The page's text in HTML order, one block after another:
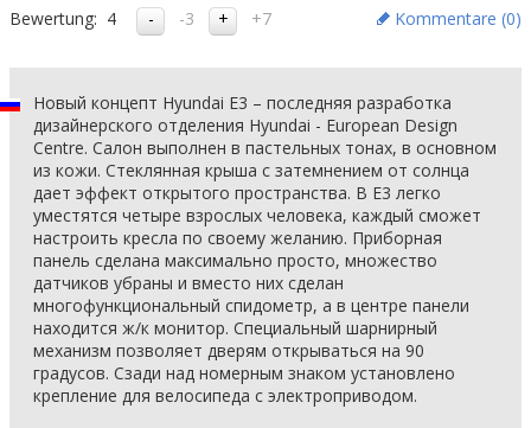
Bewertung: 4 -3 +7 Kommentare (0)
Новый концепт Hyundai E3 – последняя разработка
дизайнерского отделения Hyundai - European Design
Centre. Салон выполнен в пастельных тонах, в основном
из кожи. Стеклянная крыша с затемнением от солнца
дает эффект открытого пространства. В E3 легко
уместятся четыре взрослых человека, каждый сможет
настроить кресла по своему желанию. Приборная
панель сделана максимально просто, множество
датчиков убраны и вместо них сделан
многофункциональный спидометр, а в центре панели
находится ж/к монитор. Специальный шарнирный
механизм позволяет дверям открываться на 90
градусов. Сзади над номерным знаком установлено
крепление для велосипеда с электроприводом.